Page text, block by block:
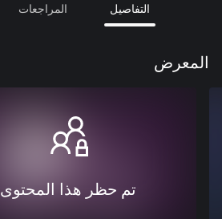
التفاصيل المراجعات
المعرض
تم حظر هذا المحتوى